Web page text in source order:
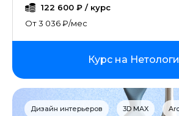
Управление продажами
UX/UI дизайн
SEO-продвижение
122 600 ₽ / курс
От 3 036 ₽/мес
Курс на
Дизайн интерьеров 3D MAX